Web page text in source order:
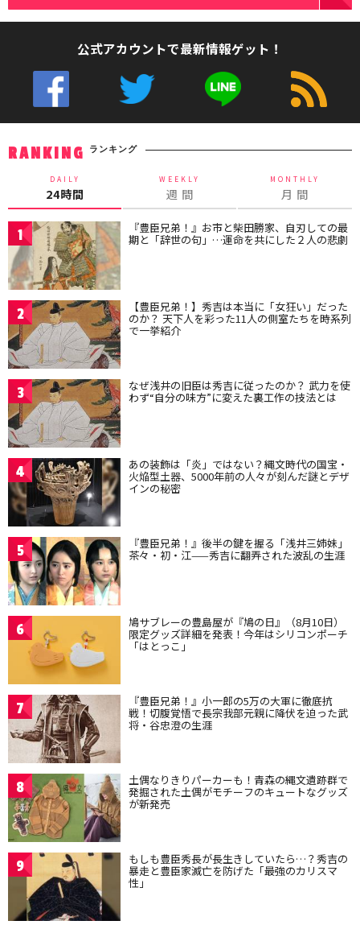
公式アカウントで最新情報ゲット！
RANKING ランキング
DAILY
24時間
WEEKLY
週 間
MONTHLY
月 間
1 『豊臣兄弟！』お市と柴田勝家、自刃しての最
期と「辞世の句」…運命を共にした２人の悲劇
2 【豊臣兄弟！】秀吉は本当に「女狂い」だった
のか？ 天下人を彩った11人の側室たちを時系列
で一挙紹介
3 なぜ浅井の旧臣は秀吉に従ったのか？ 武力を使
わず“自分の味方”に変えた裏工作の技法とは
4 あの装飾は「炎」ではない？縄文時代の国宝・
火焔型土器、5000年前の人々が刻んだ謎とデザ
インの秘密
5 『豊臣兄弟！』後半の鍵を握る「浅井三姉妹」
茶々・初・江——秀吉に翻弄された波乱の生涯
6 鳩サブレーの豊島屋が『鳩の日』（8月10日）
限定グッズ詳細を発表！今年はシリコンポーチ
「はとっこ」
7 『豊臣兄弟！』小一郎の5万の大軍に徹底抗
戦！切腹覚悟で長宗我部元親に降伏を迫った武
将・谷忠澄の生涯
8 土偶なりきりパーカーも！青森の縄文遺跡群で
発掘された土偶がモチーフのキュートなグッズ
が新発売
9 もしも豊臣秀長が長生きしていたら…？秀吉の
暴走と豊臣家滅亡を防げた「最強のカリスマ
性」